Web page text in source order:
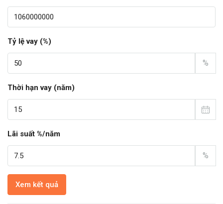
Tỷ lệ vay (%)
%
Thời hạn vay (năm)
Lãi suất %/năm
%
Xem kết quả